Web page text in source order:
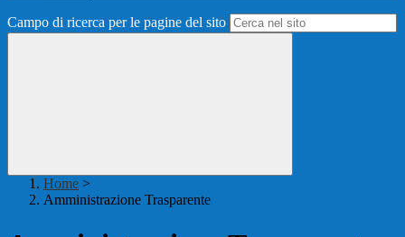
Campo di ricerca per le pagine del sito
Home >
Amministrazione Trasparente